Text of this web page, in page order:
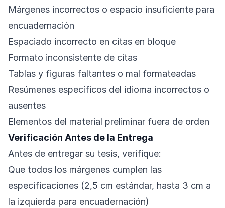
Márgenes incorrectos o espacio insuficiente para
encuadernación
Espaciado incorrecto en citas en bloque
Formato inconsistente de citas
Tablas y figuras faltantes o mal formateadas
Resúmenes específicos del idioma incorrectos o
ausentes
Elementos del material preliminar fuera de orden
Verificación Antes de la Entrega
Antes de entregar su tesis, verifique:
Que todos los márgenes cumplen las
especificaciones (2,5 cm estándar, hasta 3 cm a
la izquierda para encuadernación)